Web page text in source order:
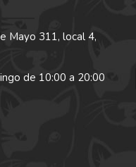
Mayo 311, local 4,
de 10:00 a 20:00